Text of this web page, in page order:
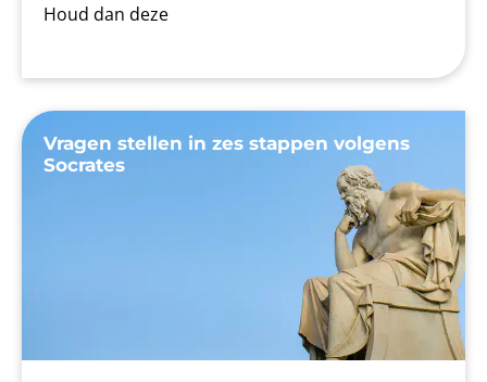
Houd dan deze
Vragen stellen in zes stappen volgens
Socrates